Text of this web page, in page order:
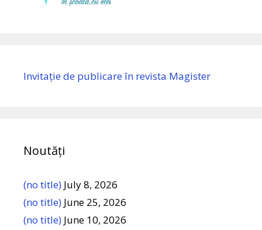
Invitație de publicare în revista Magister
Noutăți
(no title) July 8, 2026
(no title) June 25, 2026
(no title) June 10, 2026